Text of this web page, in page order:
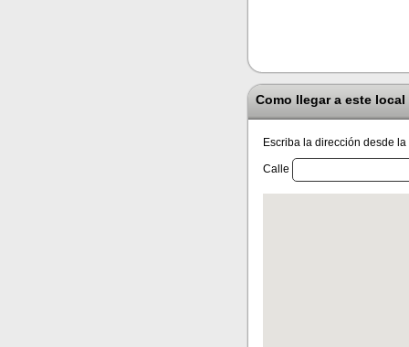
Como llegar a este local
Escriba la dirección desde
Calle